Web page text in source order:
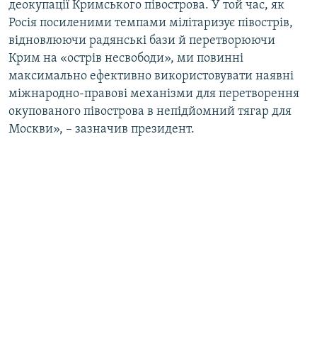
деокупації Кримського півострова. У той час, як
Росія посиленими темпами мілітаризує півострів,
відновлюючи радянські бази й перетворюючи
Крим на «острів несвободи», ми повинні
максимально ефективно використовувати наявні
міжнародно-правові механізми для перетворення
окупованого півострова в непідйомний тягар для
Москви», – зазначив президент.